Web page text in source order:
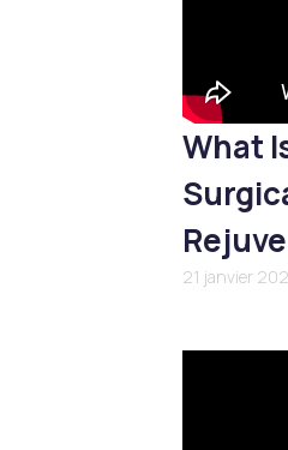
What
21 janvier